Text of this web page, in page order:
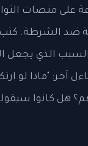
على منصات
ضد الشرطة.
الذي يجعل
آخر: "ماذا لو
هل كانوا